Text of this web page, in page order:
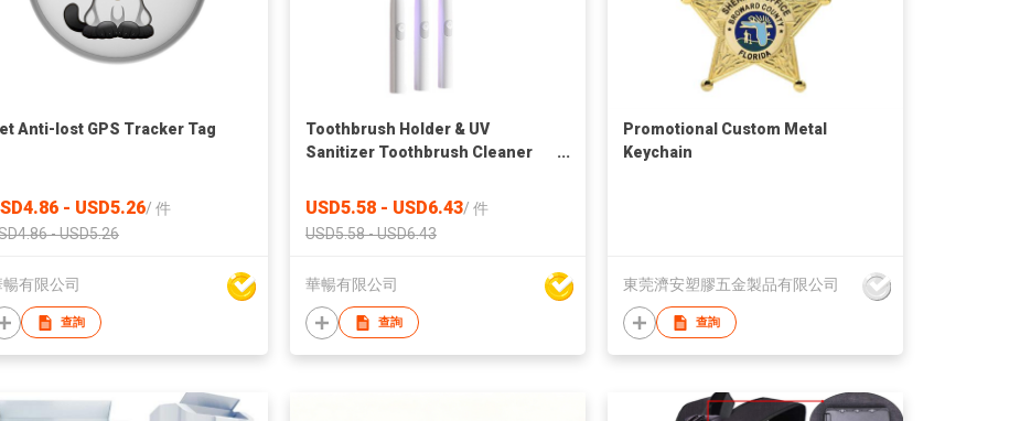
Anti-lost GPS Tracker Tag
- USD5.26/ 件
- USD5.26
有限公司
查詢
Toothbrush Holder & UV
Sanitizer Toothbrush Cleaner
Rechargeable
USD5.58 - USD6.43/ 件
USD5.58 - USD6.43
華暢有限公司
查詢
Promotional Custom Metal
Keychain
東莞濟安塑膠五金製品有限公司
查詢